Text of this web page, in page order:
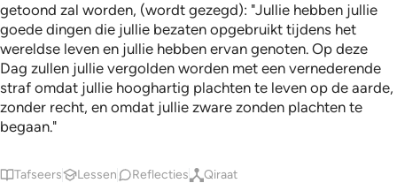
getoond zal worden, (wordt gezegd): "Jullie hebben jullie
goede dingen die jullie bezaten opgebruikt tijdens het
wereldse leven en jullie hebben ervan genoten. Op deze
Dag zullen jullie vergolden worden met een vernederende
straf omdat jullie hooghartig plachten te leven op de aarde,
zonder recht, en omdat jullie zware zonden plachten te
begaan."
Tafseers Lessen Reflecties Qiraat